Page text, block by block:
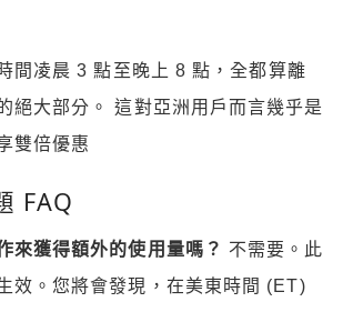
間凌晨 3 點至晚上 8 點，全都算離
絕大部分。 這對亞洲用戶而言幾乎是
雙倍優惠
FAQ
來獲得額外的使用量嗎？ 不需要。此
效。您將會發現，在美東時間 (ET)